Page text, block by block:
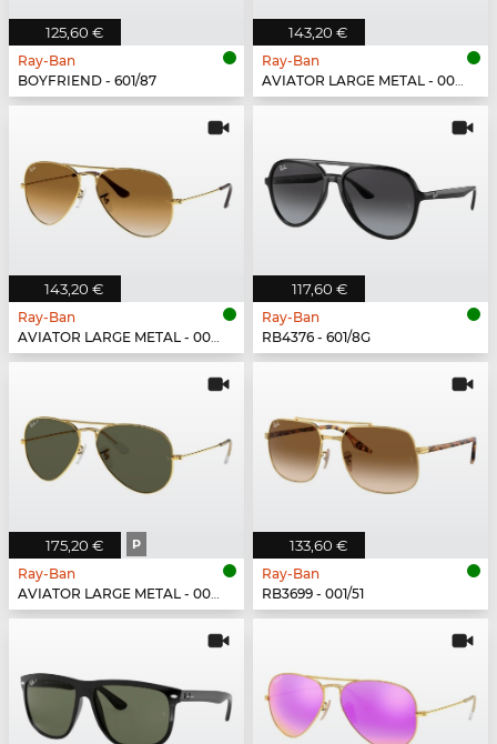
125,60 €
Ray-Ban
BOYFRIEND - 601/87
143,20 €
Ray-Ban
AVIATOR LARGE METAL - 003/3F
143,20 €
Ray-Ban
AVIATOR LARGE METAL - 001/51
117,60 €
Ray-Ban
RB4376 - 601/8G
175,20 € P
Ray-Ban
AVIATOR LARGE METAL - 001/58
133,60 €
Ray-Ban
RB3699 - 001/51